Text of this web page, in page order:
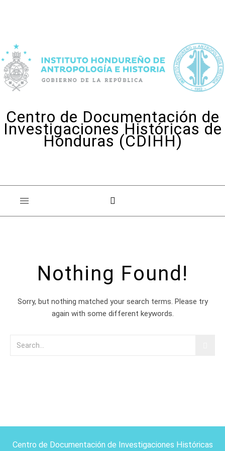
Centro de Documentación de
Investigaciones Históricas de
Honduras (CDIHH)
Nothing Found!
Sorry, but nothing matched your search terms. Please try
again with some different keywords.
Centro de Documentación de Investigaciones Históricas